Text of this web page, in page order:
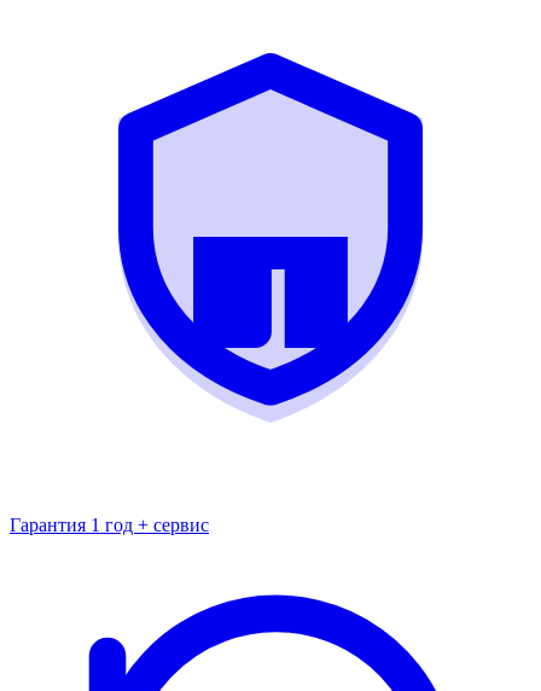
Гарантия 1 год + сервис